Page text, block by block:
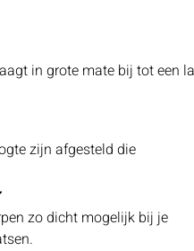
in grote mate bij tot
zijn afgesteld die
zo dicht mogelijk bij je